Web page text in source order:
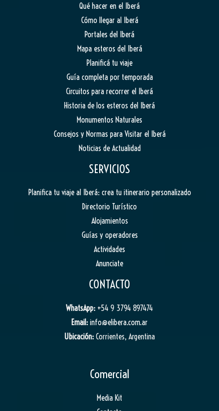
Qué hacer en el Iberá
Cómo llegar al Iberá
Portales del Iberá
Mapa esteros del Iberá
Planificá tu viaje
Guía completa por temporada
Circuitos para recorrer el Iberá
Historia de los esteros del Iberá
Monumentos Naturales
Consejos y Normas para Visitar el Iberá
Noticias de Actualidad
SERVICIOS
Planifica tu viaje al Iberá: crea tu itinerario personalizado
Directorio Turístico
Alojamientos
Guías y operadores
Actividades
Anunciate
CONTACTO
WhatsApp: +54 9 3794 897474
Email: info@elibera.com.ar
Ubicación: Corrientes, Argentina
Comercial
Media Kit